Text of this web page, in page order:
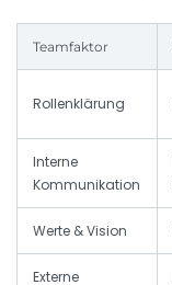
Teamfaktor
Rollenklärung
Interne
Kommunikation
Werte & Vision
Externe